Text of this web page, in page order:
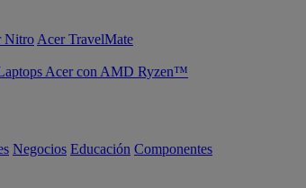
Nitro Acer TravelMate
Acer con AMD Ryzen™
Negocios Educación Componentes